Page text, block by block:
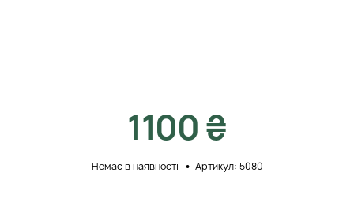
1100 ₴
Немає в наявності Артикул: 5080